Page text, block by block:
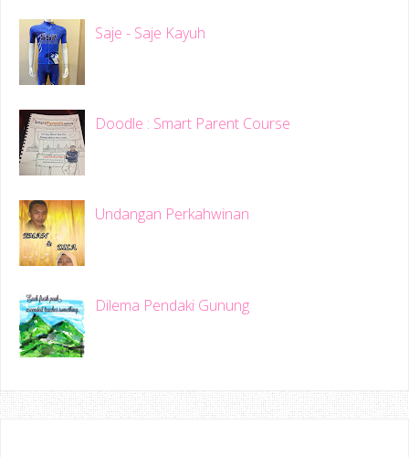
Saje - Saje Kayuh
Doodle : Smart Parent Course
Undangan Perkahwinan
Dilema Pendaki Gunung